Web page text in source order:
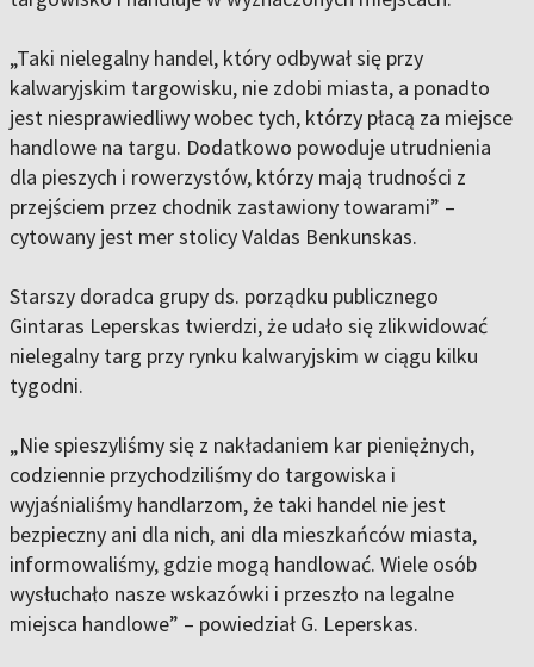
„Taki nielegalny handel, który odbywał się przy
kalwaryjskim targowisku, nie zdobi miasta, a ponadto
jest niesprawiedliwy wobec tych, którzy płacą za miejsce
handlowe na targu. Dodatkowo powoduje utrudnienia
dla pieszych i rowerzystów, którzy mają trudności z
przejściem przez chodnik zastawiony towarami” –
cytowany jest mer stolicy Valdas Benkunskas.
Starszy doradca grupy ds. porządku publicznego
Gintaras Leperskas twierdzi, że udało się zlikwidować
nielegalny targ przy rynku kalwaryjskim w ciągu kilku
tygodni.
„Nie spieszyliśmy się z nakładaniem kar pieniężnych,
codziennie przychodziliśmy do targowiska i
wyjaśnialiśmy handlarzom, że taki handel nie jest
bezpieczny ani dla nich, ani dla mieszkańców miasta,
informowaliśmy, gdzie mogą handlować. Wiele osób
wysłuchało nasze wskazówki i przeszło na legalne
miejsca handlowe” – powiedział G. Leperskas.